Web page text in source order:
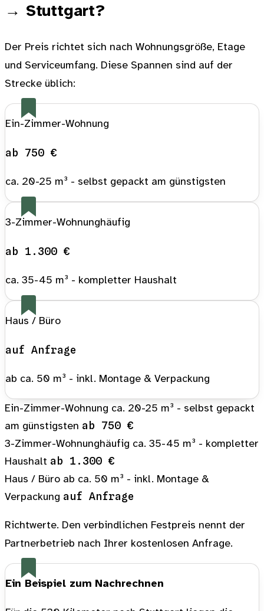
→ Stuttgart?
Der Preis richtet sich nach Wohnungsgröße, Etage
und Serviceumfang. Diese Spannen sind auf der
Strecke üblich:
Ein-Zimmer-Wohnung
ab 750 €
ca. 20-25 m³ - selbst gepackt am günstigsten
3-Zimmer-Wohnunghäufig
ab 1.300 €
ca. 35-45 m³ - kompletter Haushalt
Haus / Büro
auf Anfrage
ab ca. 50 m³ - inkl. Montage & Verpackung
Ein-Zimmer-Wohnung ca. 20-25 m³ - selbst gepackt
am günstigsten ab 750 €
3-Zimmer-Wohnunghäufig ca. 35-45 m³ - kompletter
Haushalt ab 1.300 €
Haus / Büro ab ca. 50 m³ - inkl. Montage &
Verpackung auf Anfrage
Richtwerte. Den verbindlichen Festpreis nennt der
Partnerbetrieb nach Ihrer kostenlosen Anfrage.
Ein Beispiel zum Nachrechnen